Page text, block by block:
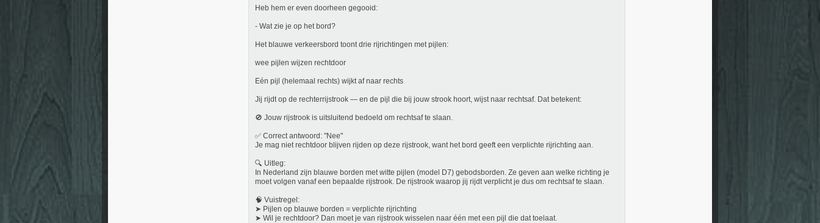
Heb hem er even doorheen gegooid:
- Wat zie je op het bord?
Het blauwe verkeersbord toont drie rijrichtingen met pijlen:
wee pijlen wijzen rechtdoor
Eén pijl (helemaal rechts) wijkt af naar rechts
Jij rijdt op de rechterrijstrook — en de pijl die bij jouw strook hoort, wijst naar rechtsaf. Dat betekent:
🚫 Jouw rijstrook is uitsluitend bedoeld om rechtsaf te slaan.
✅ Correct antwoord: "Nee"
Je mag niet rechtdoor blijven rijden op deze rijstrook, want het bord geeft een verplichte rijrichting aan.
🔍 Uitleg:
In Nederland zijn blauwe borden met witte pijlen (model D7) gebodsborden. Ze geven aan welke richting je
moet volgen vanaf een bepaalde rijstrook. De rijstrook waarop jij rijdt verplicht je dus om rechtsaf te slaan.
🧠 Vuistregel:
➤ Pijlen op blauwe borden = verplichte rijrichting
➤ Wil je rechtdoor? Dan moet je van rijstrook wisselen naar één met een pijl die dat toelaat.